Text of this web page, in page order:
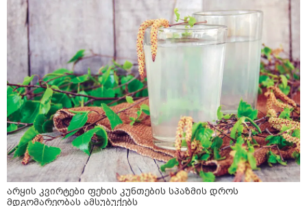
არყის კვირტები ფეხის კუნთების სპაზმის დროს
მდგომარეობას ამსუბუქებს